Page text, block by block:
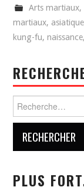
Arts martiaux,
martiaux, asiatique
kung-fu,naissance,
PLUS